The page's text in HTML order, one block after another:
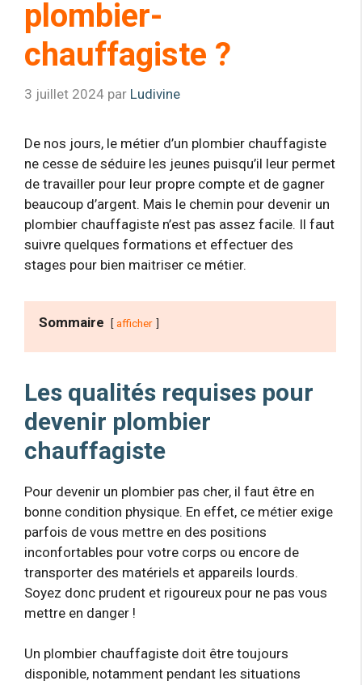
plombier-
chauffagiste ?
3 juillet 2024 par Ludivine
De nos jours, le métier d’un plombier chauffagiste
ne cesse de séduire les jeunes puisqu’il leur permet
de travailler pour leur propre compte et de gagner
beaucoup d’argent. Mais le chemin pour devenir un
plombier chauffagiste n’est pas assez facile. Il faut
suivre quelques formations et effectuer des
stages pour bien maitriser ce métier.
Sommaire afficher
Les qualités requises pour
devenir plombier
chauffagiste
Pour devenir un plombier pas cher, il faut être en
bonne condition physique. En effet, ce métier exige
parfois de vous mettre en des positions
inconfortables pour votre corps ou encore de
transporter des matériels et appareils lourds.
Soyez donc prudent et rigoureux pour ne pas vous
mettre en danger !
Un plombier chauffagiste doit être toujours
disponible, notamment pendant les situations